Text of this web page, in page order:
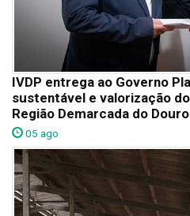
IVDP entrega ao Governo
sustentável e valorização
Região Demarcada do Douro
05 ago